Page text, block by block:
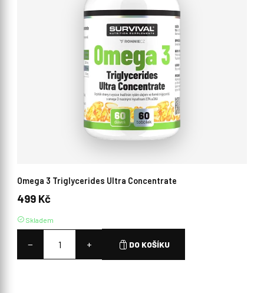
Omega 3 Triglycerides Ultra Concentrate
499 Kč
Skladem
− + DO KOŠÍKU